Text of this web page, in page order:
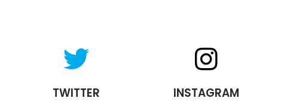
TWITTER INSTAGRAM